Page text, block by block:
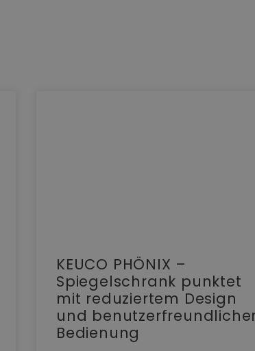
KEUCO PHÖNIX –
Spiegelschrank punktet
mit reduziertem Design
und
Bedienung